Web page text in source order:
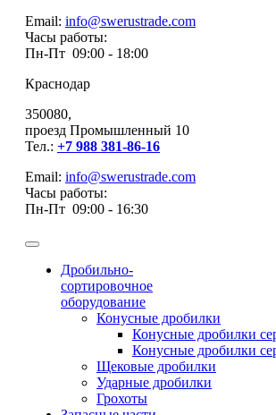
Email: info@swerustrade.com
Часы работы:
Пн-Пт 09:00 - 18:00
Краснодар
350080,
проезд Промышленный 10
Тел.: +7 988 381-86-16
Email: info@swerustrade.com
Часы работы:
Пн-Пт 09:00 - 16:30
Дробильно-
сортировочное
оборудование
Конусные дробилки
Конусные дробилки
Конусные дробилки
Щековые дробилки
Ударные дробилки
Грохоты